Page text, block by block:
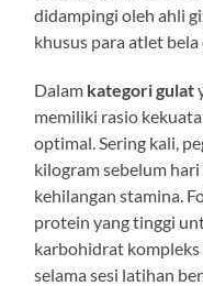
didampingi oleh ahli
khusus para atlet bela
Dalam kategori gulat
memiliki rasio
optimal. Sering kali,
kilogram sebelum
kehilangan stamina.
protein yang tinggi
karbohidrat kompleks
selama sesi latihan